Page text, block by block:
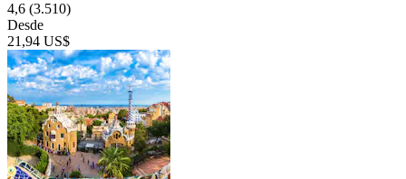
4,6 (3.510)
Desde
21,94 US$